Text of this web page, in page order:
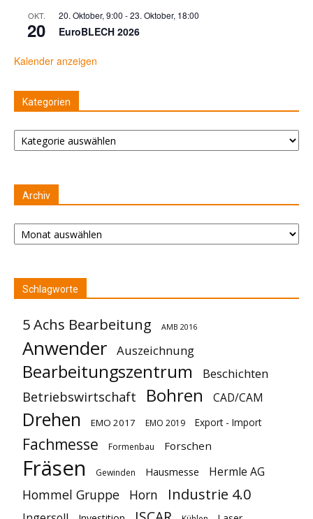
OKT.
20
20. Oktober, 9:00 -23. Oktober, 18:00
EuroBLECH 2026
Kalender anzeigen
Kategorien
Kategorien
Archiv
Archiv
Schlagworte
5 Achs Bearbeitung AMB 2016
Anwender Auszeichnung
Bearbeitungszentrum Beschichten
Betriebswirtschaft Bohren CAD/CAM
Drehen EMO 2017 EMO 2019 Export - Import
Fachmesse Formenbau Forschen
Fräsen Gewinden Hausmesse Hermle AG
Hommel Gruppe Horn Industrie 4.0